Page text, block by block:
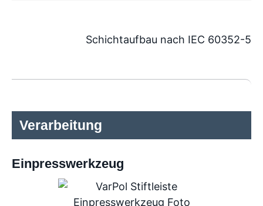
Schichtaufbau nach IEC 60352-5
Verarbeitung
Einpresswerkzeug